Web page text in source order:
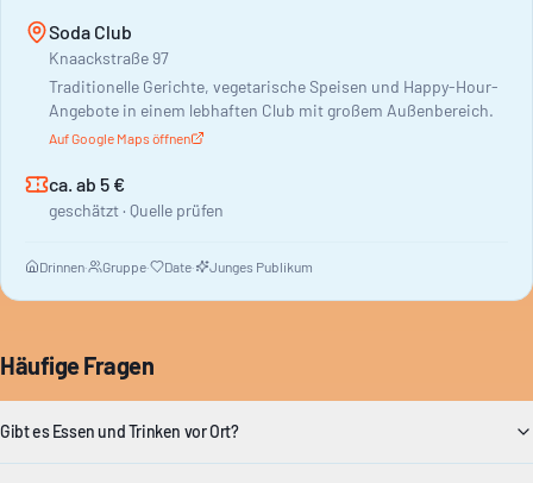
Soda Club
Knaackstraße 97
Traditionelle Gerichte, vegetarische Speisen und Happy-Hour-
Angebote in einem lebhaften Club mit großem Außenbereich.
Auf Google Maps öffnen
ca. ab 5 €
geschätzt · Quelle prüfen
Drinnen· Gruppe· Date· Junges Publikum
Häufige Fragen
Gibt es Essen und Trinken vor Ort?